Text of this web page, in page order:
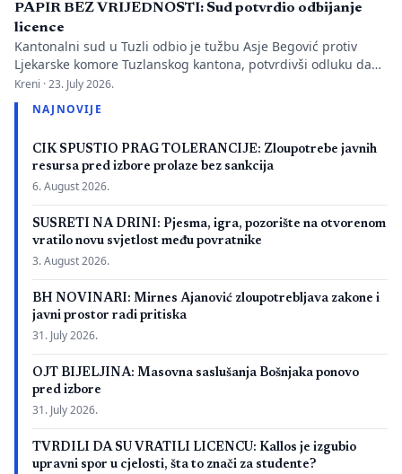
PAPIR BEZ VRIJEDNOSTI: Sud potvrdio odbijanje
licence
Kantonalni sud u Tuzli odbio je tužbu Asje Begović protiv
Ljekarske komore Tuzlanskog kantona, potvrdivši odluku da
joj se ne izda, odnosno ne obnovi licenca za samostalan rad
zbog neispunjavanja propisanih uslova. Presuda bi mogla
imati značaj i za druge postupke koje bivši studenti spornih
Hercegovini. […]
Kreni ·23. July 2026.
NAJNOVIJE
CIK SPUSTIO PRAG TOLERANCIJE: Zloupotrebe javnih
resursa pred izbore prolaze bez sankcija
6. August 2026.
SUSRETI NA DRINI: Pjesma, igra, pozorište na otvorenom
vratilo novu svjetlost među povratnike
3. August 2026.
BH NOVINARI: Mirnes Ajanović zloupotrebljava zakone i
javni prostor radi pritiska
31. July 2026.
OJT BIJELJINA: Masovna saslušanja Bošnjaka ponovo
pred izbore
31. July 2026.
TVRDILI DA SU VRATILI LICENCU: Kallos je izgubio
upravni spor u cjelosti, šta to znači za studente?